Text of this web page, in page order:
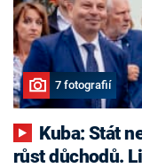
7 fotografií
růst důchodů.